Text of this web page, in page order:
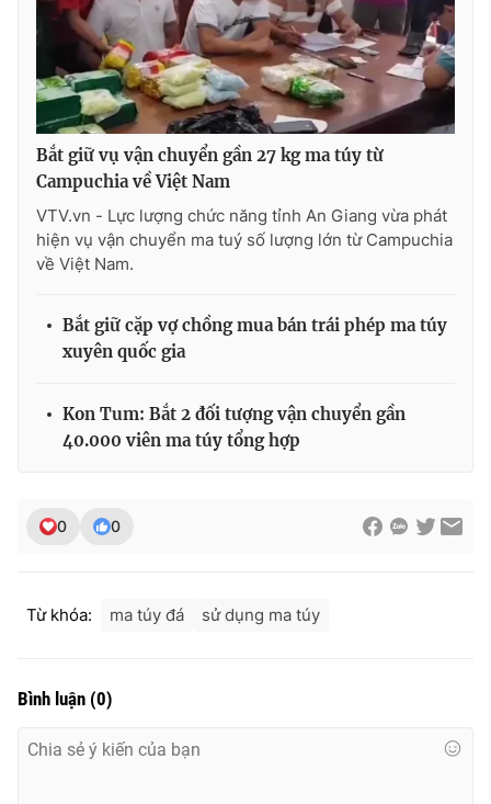
Ðiện thoại Thời báo VTV:024.66 897 897
toasoan@vtv.vn
Liên hệ quảng cáo:024-7300.7108
thuận bằng văn bản. Ghi rõ nguồn VTV.vn khi phát hành lại
thông tin từ website này.
Bắt giữ vụ vận chuyển gần 27 kg ma túy từ
Campuchia về Việt Nam
VTV.vn - Lực lượng chức năng tỉnh An Giang vừa phát
hiện vụ vận chuyển ma tuý số lượng lớn từ Campuchia
về Việt Nam.
Bắt giữ cặp vợ chồng mua bán trái phép ma túy
xuyên quốc gia
Kon Tum: Bắt 2 đối tượng vận chuyển gần
40.000 viên ma túy tổng hợp
0 0
Từ khóa: ma túy đá sử dụng ma túy
Bình luận (0)